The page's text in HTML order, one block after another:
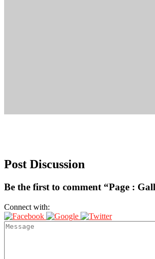
Post Discussion
Be the first to comment “Page :
Connect with: